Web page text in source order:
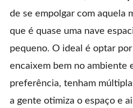
de se empolgar com aquela
que é quase uma nave
pequeno. O ideal é optar
encaixem bem no ambiente
preferência, tenham
a gente otimiza o espaço e